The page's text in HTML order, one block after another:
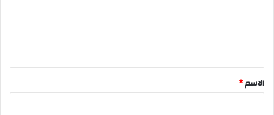
*
الاسم*